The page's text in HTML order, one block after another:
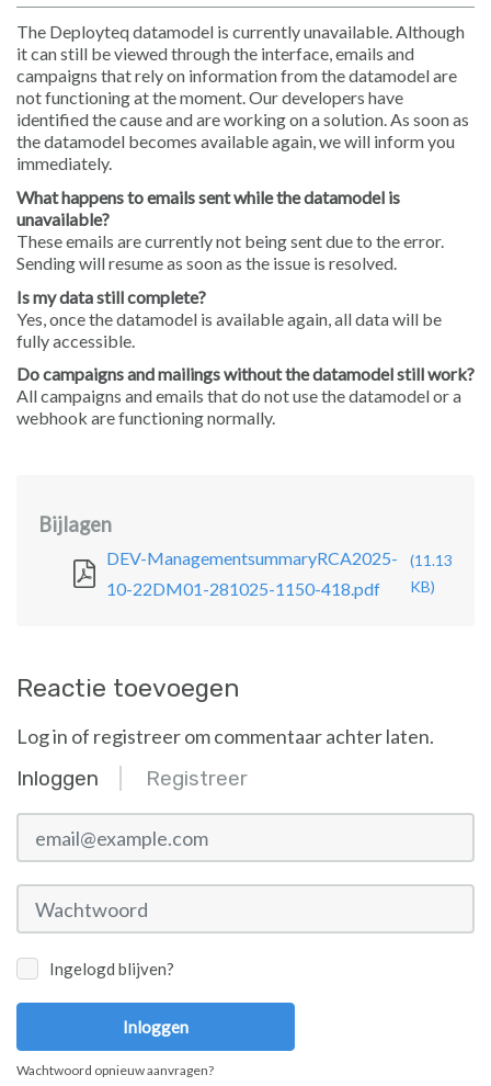
The Deployteq datamodel is currently unavailable. Although
it can still be viewed through the interface, emails and
campaigns that rely on information from the datamodel are
not functioning at the moment. Our developers have
identified the cause and are working on a solution. As soon as
the datamodel becomes available again, we will inform you
immediately.
What happens to emails sent while the datamodel is
unavailable?
These emails are currently not being sent due to the error.
Sending will resume as soon as the issue is resolved.
Is my data still complete?
Yes, once the datamodel is available again, all data will be
fully accessible.
Do campaigns and mailings without the datamodel still work?
All campaigns and emails that do not use the datamodel or a
webhook are functioning normally.
Bijlagen
DEV-ManagementsummaryRCA2025-
10-22DM01-281025-1150-418.pdf
(11.13
KB)
Reactie toevoegen
Log in of registreer om commentaar achter laten.
Inloggen Registreer
email@example.com
Wachtwoord
Ingelogd blijven?
Inloggen
Wachtwoord opnieuw aanvragen?